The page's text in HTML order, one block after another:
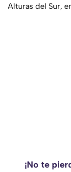
Alturas del Sur,
¡No te